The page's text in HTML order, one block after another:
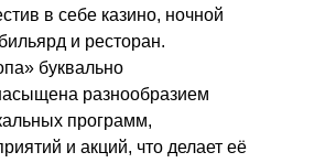
в себе казино, ночной
и ресторан.
буквально
разнообразием
программ,
и акций, что делает её